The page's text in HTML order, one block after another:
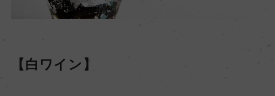
【白ワイン】